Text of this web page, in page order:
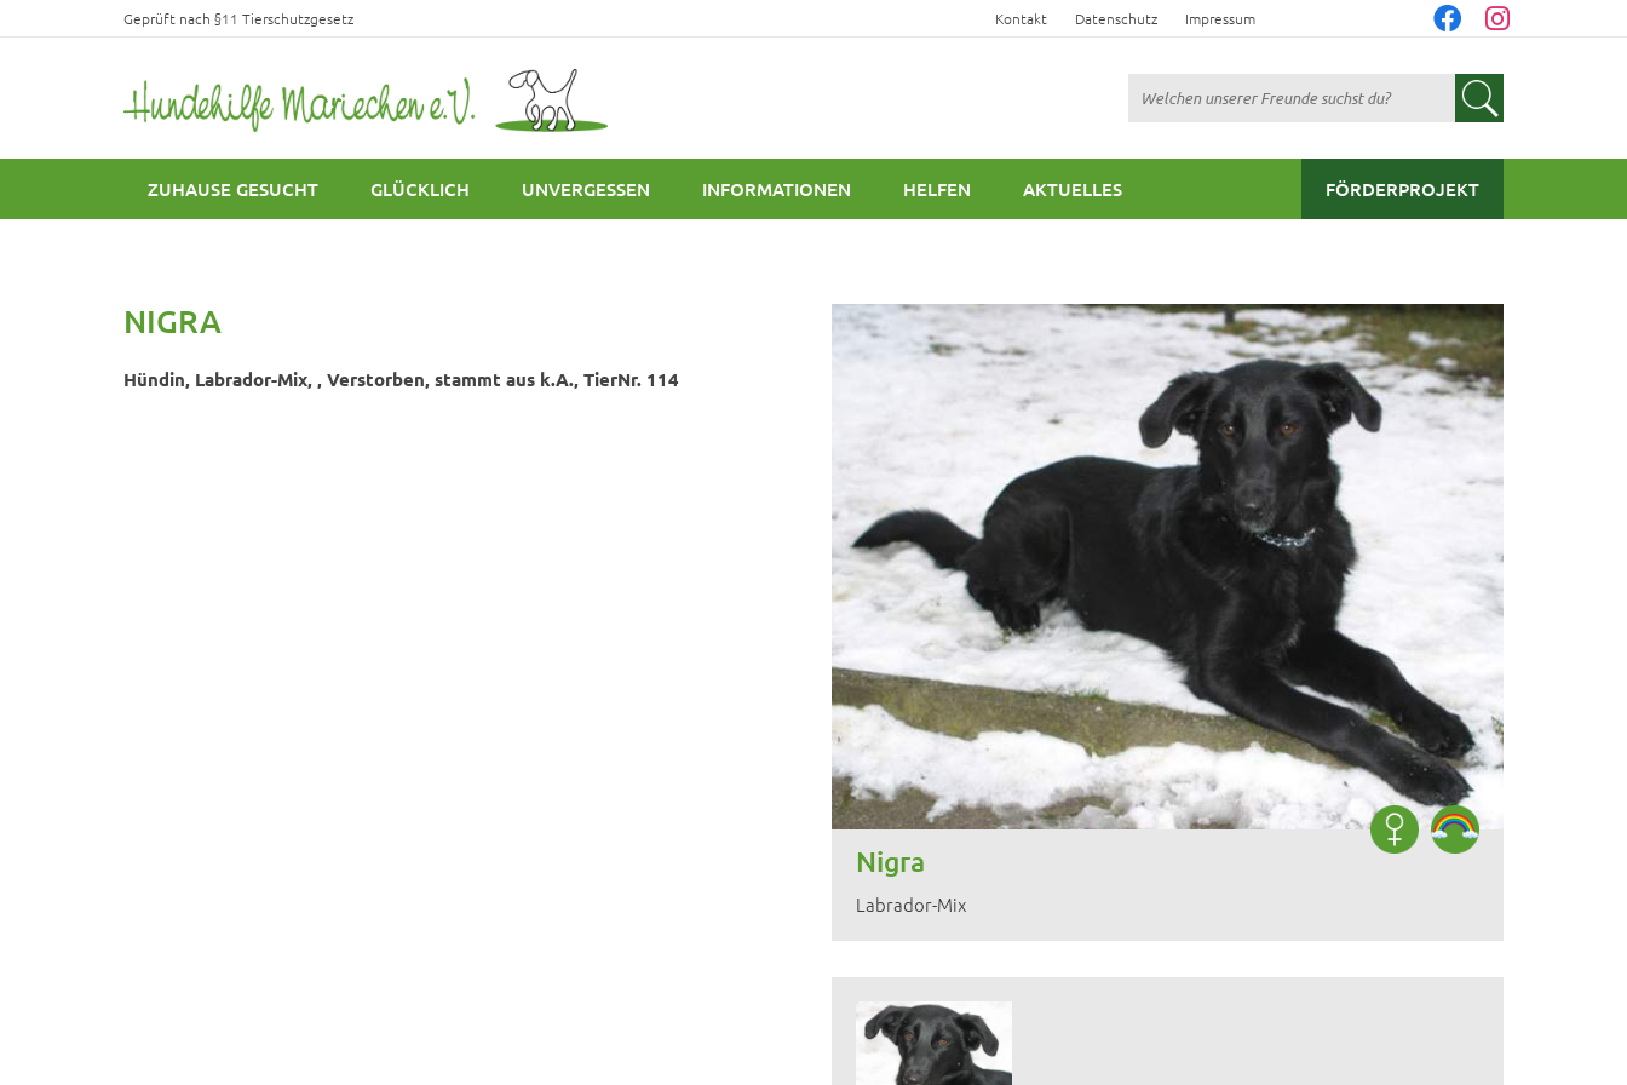
Geprüft nach §11 Tierschutzgesetz Kontakt Datenschutz Impressum
Suchen
ZUHAUSE GESUCHT GLÜCKLICH UNVERGESSEN INFORMATIONEN HELFEN AKTUELLES FÖRDERPROJEKT
NIGRA
Hündin, Labrador-Mix, , Verstorben, stammt aus k.A., TierNr. 114
Nigra
Labrador-Mix